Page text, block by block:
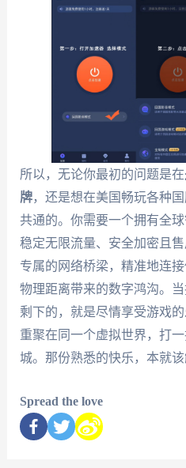
所以，无论你最初的问题是在
牌，还是想在美国畅玩各种
共通的。你需要一个拥有全球
稳定无限流量、安全加密且
专属的网络桥梁，精准地连
物理距离带来的数字鸿沟。当
剩下的，就是尽情享受游戏
重聚在同一个虚拟世界，打
城。那份熟悉的快乐，本就该
Spread the love